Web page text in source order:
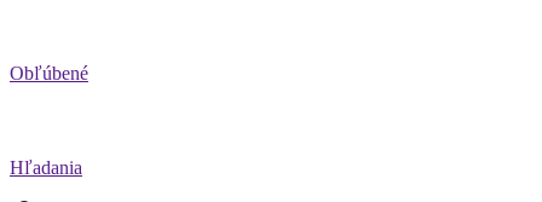
Obľúbené
Hľadania